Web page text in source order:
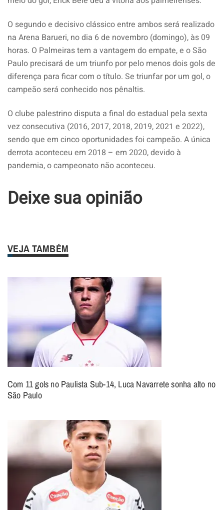
O segundo e decisivo clássico entre ambos será realizado
na Arena Barueri, no dia 6 de novembro (domingo), às 09
horas. O Palmeiras tem a vantagem do empate, e o São
Paulo precisará de um triunfo por pelo menos dois gols de
diferença para ficar com o título. Se triunfar por um gol, o
campeão será conhecido nos pênaltis.
O clube palestrino disputa a final do estadual pela sexta
vez consecutiva (2016, 2017, 2018, 2019, 2021 e 2022),
sendo que em cinco oportunidades foi campeão. A única
derrota aconteceu em 2018 – em 2020, devido à
pandemia, o campeonato não aconteceu.
Deixe sua opinião
VEJA TAMBÉM
Com 11 gols no Paulista Sub-14, Luca Navarrete sonha alto no
São Paulo